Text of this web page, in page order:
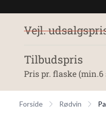
Vejl.
Tilbudspris
Pris pr. flaske (min.6
Forside Rødvin